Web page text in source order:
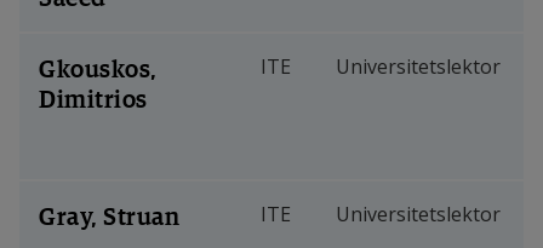
Gkouskos,
Dimitrios
ITE Universitetslektor
Gray, Struan ITE Universitetslektor